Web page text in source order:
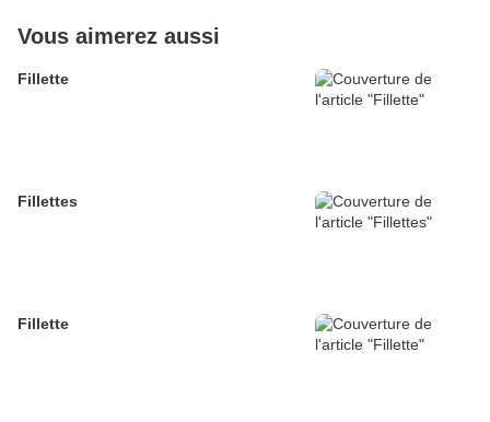
Vous aimerez aussi
Fillette
Fillettes
Fillette